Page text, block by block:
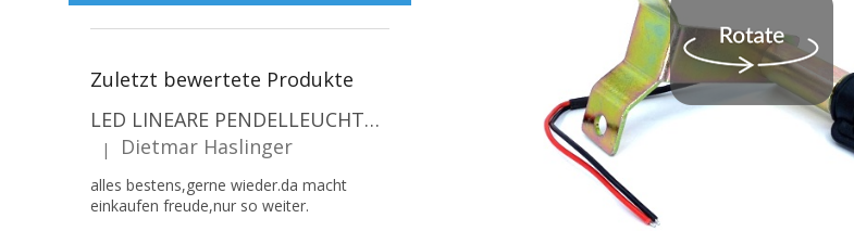
Zuletzt bewertete Produkte
LED LINEARE PENDELLEUCHTE EXECULINE 120CM, 30W, 3750LM, 96°, 4000K, IP20, WEISS [207806]
Die Produktbewertung beträgt 5 von 5 Sternen.
| Dietmar Haslinger
alles bestens,gerne wieder.da macht
einkaufen freude,nur so weiter.